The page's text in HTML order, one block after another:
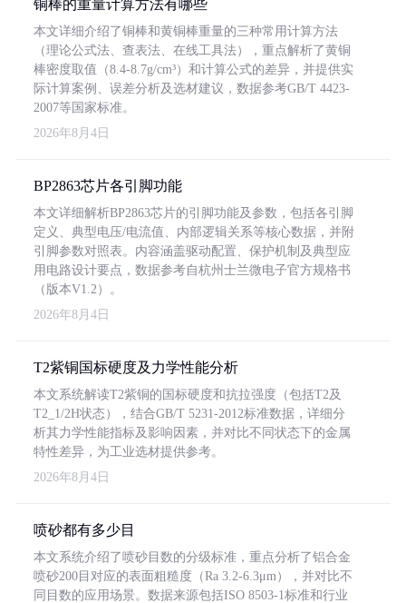
铜棒的重量计算方法有哪些
本文详细介绍了铜棒和黄铜棒重量的三种常用计算方法
（理论公式法、查表法、在线工具法），重点解析了黄铜
棒密度取值（8.4-8.7g/cm³）和计算公式的差异，并提供实
际计算案例、误差分析及选材建议，数据参考GB/T 4423-
2007等国家标准。
2026年8月4日
BP2863芯片各引脚功能
本文详细解析BP2863芯片的引脚功能及参数，包括各引脚
定义、典型电压/电流值、内部逻辑关系等核心数据，并附
引脚参数对照表。内容涵盖驱动配置、保护机制及典型应
用电路设计要点，数据参考自杭州士兰微电子官方规格书
（版本V1.2）。
2026年8月4日
T2紫铜国标硬度及力学性能分析
本文系统解读T2紫铜的国标硬度和抗拉强度（包括T2及
T2_1/2H状态），结合GB/T 5231-2012标准数据，详细分
析其力学性能指标及影响因素，并对比不同状态下的金属
特性差异，为工业选材提供参考。
2026年8月4日
喷砂都有多少目
本文系统介绍了喷砂目数的分级标准，重点分析了铝合金
喷砂200目对应的表面粗糙度（Ra 3.2-6.3μm），并对比不
同目数的应用场景。数据来源包括ISO 8503-1标准和行业